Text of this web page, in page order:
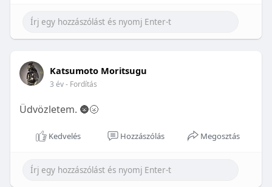
Katsumoto Moritsugu
3 év- Fordítás
Üdvözletem. 🌚🌝
Kedvelés Hozzászólás Megosztás